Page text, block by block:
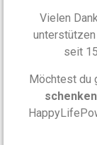
Vielen
seit
Möchtest du
schenken